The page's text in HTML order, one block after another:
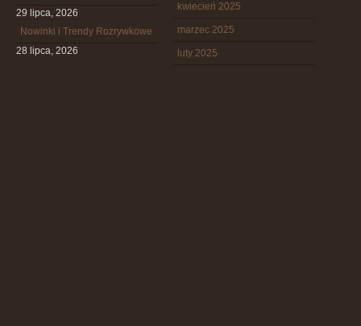
29 lipca, 2026
Nowinki i Trendy Rozrywkowe
28 lipca, 2026
kwiecień 2025
marzec 2025
luty 2025